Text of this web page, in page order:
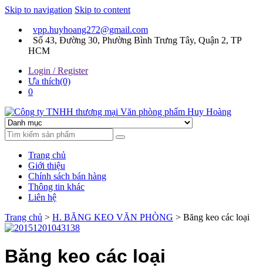
Skip to navigation Skip to content
vpp.huyhoang272@gmail.com
Số 43, Đường 30, Phường Bình Trưng Tây, Quận 2, TP
HCM
Login / Register
Ưa thích(0)
0
Công ty TNHH thương mại
Văn phòng phẩm Huy
Hoàng
Chúng tôi luôn mang đến sự hài lòng cho khách hàng
Trang chủ
Giới thiệu
Chính sách bán hàng
Thông tin khác
Liên hệ
Trang chủ > H. BĂNG KEO VĂN PHÒNG > Băng keo các loại
Băng keo các loại